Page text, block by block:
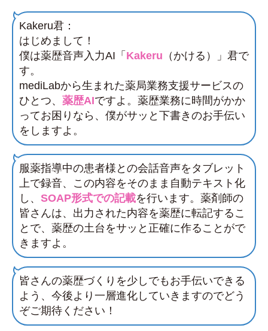
Kakeru君：
はじめまして！
僕は薬歴音声入力AI「 Kakeru （かける）」君で
す。
mediLabから生まれた薬局業務支援サービスの
ひとつ、 薬歴AIですよ。薬歴業務に時間がかか
ってお困りなら、僕がサッと下書きのお手伝い
をしますよ。
服薬指導中の患者様との会話音声をタブレット
上で録音、この内容をそのまま自動テキスト化
し、 SOAP形式での記載を行います。薬剤師の
皆さんは、出力された内容を薬歴に転記するこ
とで、薬歴の土台をサッと正確に作ることがで
きますよ。
皆さんの薬歴づくりを少しでもお手伝いできる
よう、今後より一層進化していきますのでどう
ぞご期待ください！